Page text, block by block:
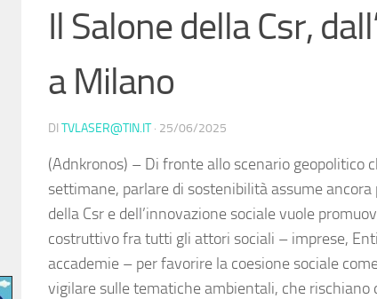
Il Salone della Csr,
a Milano
DI TVLASER@TIN.IT · 25/06/2025
(Adnkronos) – Di fronte allo scenario geopolitico
settimane, parlare di sostenibilità assume ancora
della Csr e dell’innovazione sociale vuole
costruttivo fra tutti gli attori sociali – imprese,
accademie – per favorire la coesione sociale
vigilare sulle tematiche ambientali, che rischiano